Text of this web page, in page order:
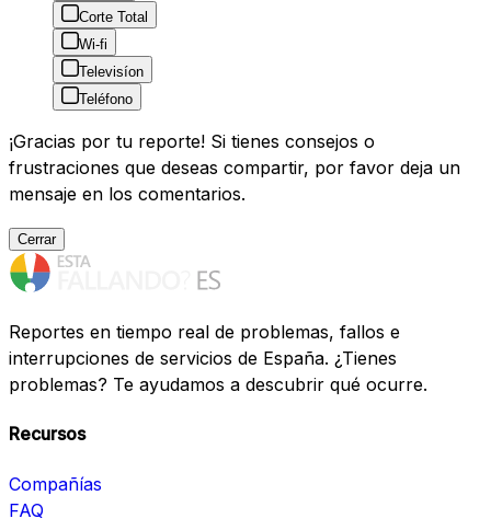
Corte Total
Wi-fi
Televisíon
Teléfono
¡Gracias por tu reporte! Si tienes consejos o
frustraciones que deseas compartir, por favor deja un
mensaje en los comentarios.
Cerrar
Reportes en tiempo real de problemas, fallos e
interrupciones de servicios de España. ¿Tienes
problemas? Te ayudamos a descubrir qué ocurre.
Recursos
Compañías
FAQ